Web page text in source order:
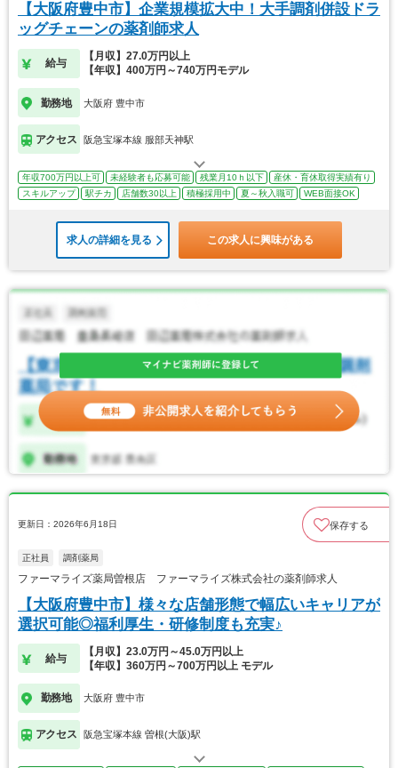
【大阪府豊中市】企業規模拡大中！大手調剤併設ドラ
ッグチェーンの薬剤師求人
給与
【月収】27.0万円以上
【年収】400万円～740万円モデル
勤務地 大阪府 豊中市
アクセス 阪急宝塚本線 服部天神駅
年収700万円以上可 未経験者も応募可能 残業月10ｈ以下
産休・育休取得実績有り
スキルアップ
駅チカ 店舗数30以上 積極採用中 夏～秋入職可 WEB面接OK
求人の詳細を見る この求人に興味がある
更新日：2026年6月18日 保存する
正社員 調剤薬局
ファーマライズ薬局曽根店 ファーマライズ株式会社の薬剤師求人
【大阪府豊中市】様々な店舗形態で幅広いキャリアが
選択可能◎福利厚生・研修制度も充実♪
給与
【月収】23.0万円～45.0万円以上
【年収】360万円～700万円以上 モデル
勤務地 大阪府 豊中市
アクセス 阪急宝塚本線 曽根(大阪)駅